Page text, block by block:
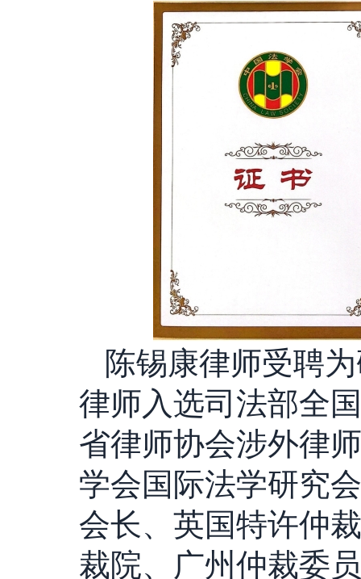
陈锡康律师受聘为
律师入选司法部全
省律师协会涉外律
学会国际法学研究
会长、英国特许仲
裁院、广州仲裁委